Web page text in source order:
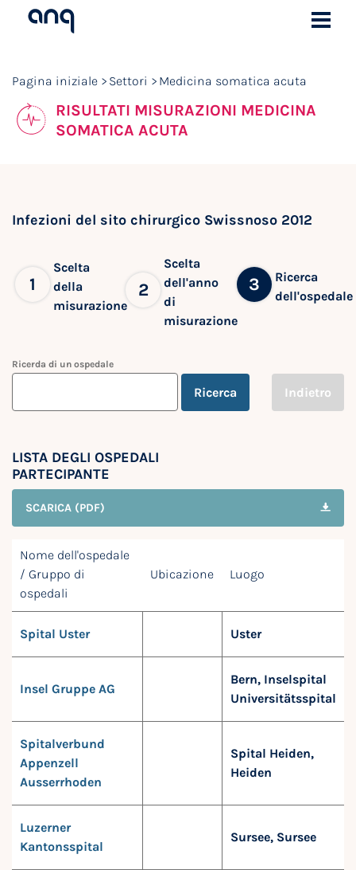
Pagina iniziale Settori Medicina somatica acuta
RISULTATI MISURAZIONI MEDICINA
SOMATICA ACUTA
Infezioni del sito chirurgico Swissnoso 2012
1
Scelta
della
misurazione
2
Scelta
dell'anno
di
misurazione
3
Ricerca
dell'ospedale
Ricerda di un ospedale
Ricerca Indietro
LISTA DEGLI OSPEDALI
PARTECIPANTE
SCARICA (PDF)
Nome dell'ospedale
/ Gruppo di
ospedali
Ubicazione Luogo
Spital Uster Uster
Insel Gruppe AG
Bern, Inselspital
Universitätsspital
Spitalverbund
Appenzell
Ausserrhoden
Spital Heiden,
Heiden
Luzerner
Kantonsspital
Sursee, Sursee